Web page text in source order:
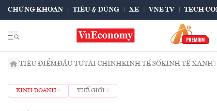
CHỨNG KHOÁN TIÊU & DÙNG XE VNE TV TECH
TIÊU ĐIỂMĐẦU TƯTÀI CHÍNHKINH TẾ SỐKINH TẾ XANH
KINH DOANH THẾ GIỚI